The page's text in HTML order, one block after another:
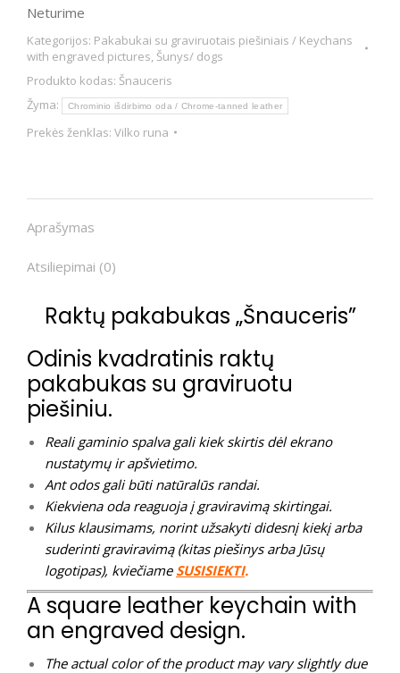
Neturime
Kategorijos: Pakabukai su graviruotais piešiniais / Keychans
with engraved pictures, Šunys/ dogs
Produkto kodas: Šnauceris
Žyma:
Chrominio išdirbimo oda / Chrome-tanned leather
Prekės ženklas: Vilko runa
Aprašymas
Atsiliepimai (0)
Raktų pakabukas „Šnauceris”
Odinis kvadratinis raktų
pakabukas su graviruotu
piešiniu.
Reali gaminio spalva gali kiek skirtis dėl ekrano
nustatymų ir apšvietimo.
Ant odos gali būti natūralūs randai.
Kiekviena oda reaguoja į graviravimą skirtingai.
Kilus klausimams, norint užsakyti didesnį kiekį arba
suderinti graviravimą (kitas piešinys arba Jūsų
logotipas), kviečiame SUSISIEKTI.
A square leather keychain with
an engraved design.
The actual color of the product may vary slightly due